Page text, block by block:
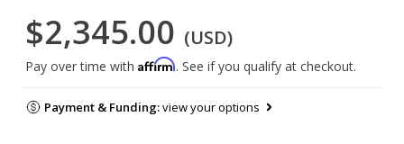
$2,345.00 (USD)
Pay over time with Affirm. See if you qualify at checkout.
Payment & Funding:view your options